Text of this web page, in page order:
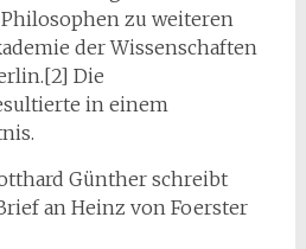
zu weiteren
der Wissenschaften
Die
in einem
Günther schreibt
an Heinz von Foerster